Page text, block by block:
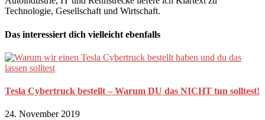
Technologie, Gesellschaft und Wirtschaft.
Das interessiert dich vielleicht ebenfalls
Tesla Cybertruck bestellt – Warum DU das NICHT tun solltest!
24. November 2019